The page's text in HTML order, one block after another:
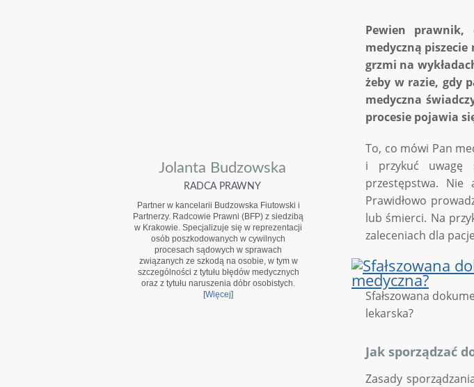
Pewien prawnik,
medyczną
grzmi na
żeby w razie, gdy
medyczna
procesie pojawia
To, co mówi Pan
i przykuć uwagę
przestępstwa. Nie
Prawidłowo
lub śmierci. Na
zaleceniach dla
Sfałszowana
lekarska?
Jak sporządzać
Zasady
Jolanta Budzowska
RADCA PRAWNY
Partner w kancelarii Budzowska Fiutowski i
Partnerzy. Radcowie Prawni (BFP) z siedzibą
w Krakowie. Specjalizuje się w reprezentacji
osób poszkodowanych w cywilnych
procesach sądowych w sprawach
związanych ze szkodą na osobie, w tym w
szczególności z tytułu błędów medycznych
oraz z tytułu naruszenia dóbr osobistych.
[Więcej]